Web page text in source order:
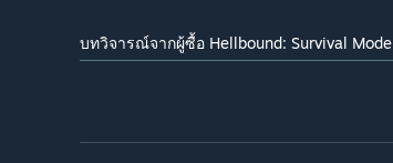
บทวิจารณ์จากผู้ซื้อ Hellbound: Survival Mode